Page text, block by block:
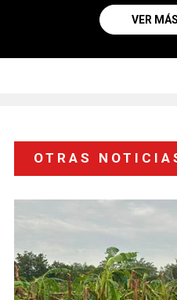
VER
OTRAS